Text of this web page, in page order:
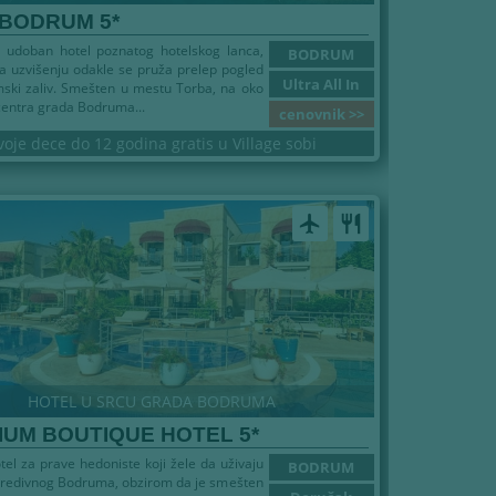
5*
BODRUM
Ultra All In
cenovnik >>
hotel poznatog hotelskog lanca,
uzvišenju odakle se pruža prelep pogled
zaliv. Smešten u mestu Torba, na oko
grada Bodruma...
dece do 12 godina gratis u Village sobi
airplanemode_active restaurant
HOTEL U SRCU GRADA BODRUMA
BOUTIQUE HOTEL 5*
BODRUM
za prave hedoniste koji žele da uživaju
Bodruma, obzirom da je smešten